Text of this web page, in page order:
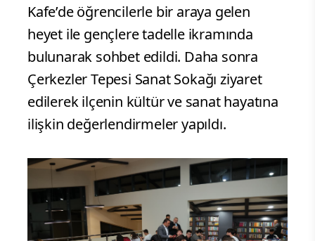
Kafe’de öğrencilerle bir araya gelen
heyet ile gençlere tadelle ikramında
bulunarak sohbet edildi. Daha sonra
Çerkezler Tepesi Sanat Sokağı ziyaret
edilerek ilçenin kültür ve sanat hayatına
ilişkin değerlendirmeler yapıldı.